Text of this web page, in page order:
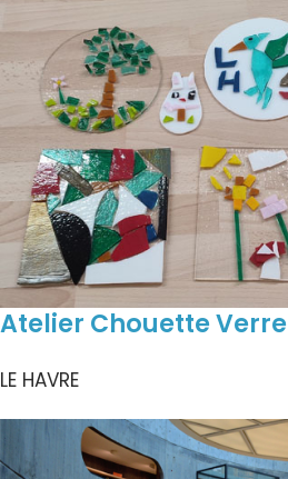
Atelier Chouette Verre
LE HAVRE